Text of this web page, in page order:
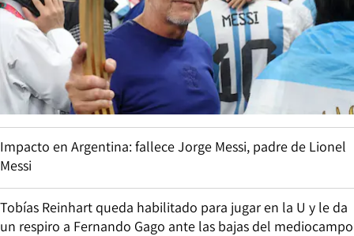
Impacto en Argentina: fallece Jorge Messi, padre de Lionel
Messi
Tobías Reinhart queda habilitado para jugar en la U y le da
un respiro a Fernando Gago ante las bajas del mediocampo